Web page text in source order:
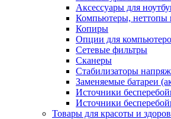
Аксессуары для
Компьютеры, неттопы
Копиры
Опции для
Сетевые фильтры
Сканеры
Стабилизаторы
Заменяемые батареи
Источники
Источники
Товары для красоты и